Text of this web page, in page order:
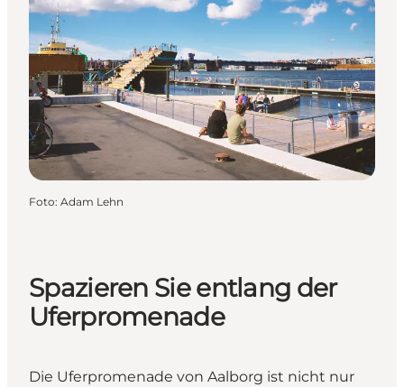
Foto: Adam Lehn
Spazieren Sie entlang der
Uferpromenade
Die Uferpromenade von Aalborg ist nicht nur